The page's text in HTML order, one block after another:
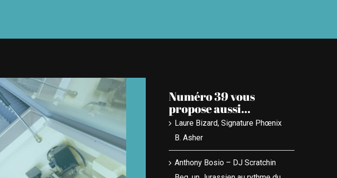
Numéro 39 vous
propose aussi…
Laure Bizard, Signature Phœnix
B. Asher
Anthony Bosio – DJ Scratchin